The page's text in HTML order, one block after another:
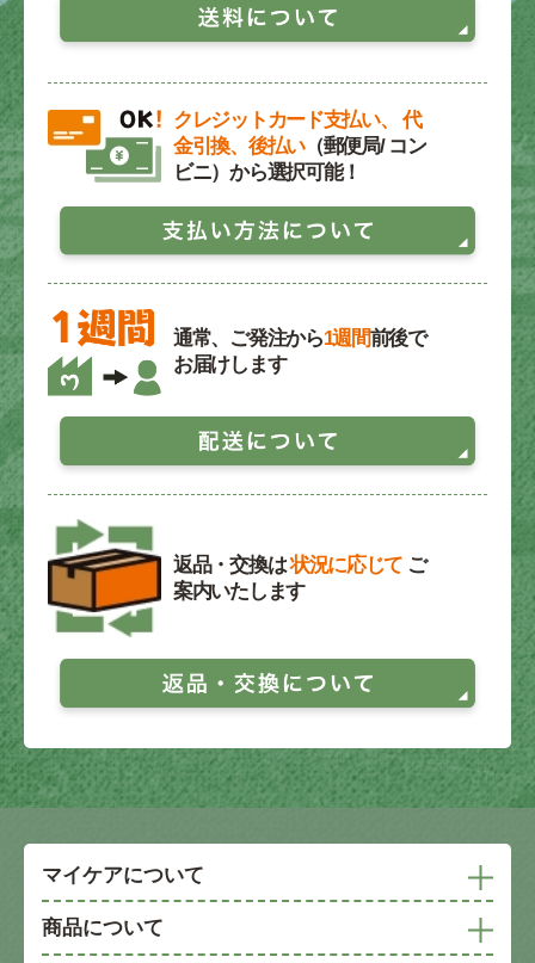
クレジットカード支払い、 代
金引換、後払い（郵便局/ コン
ビニ）から選択可能！
通常、ご発注から1週間前後で
お届けします
返品・交換は状況に応じて ご
案内いたします
マイケアについて
商品について